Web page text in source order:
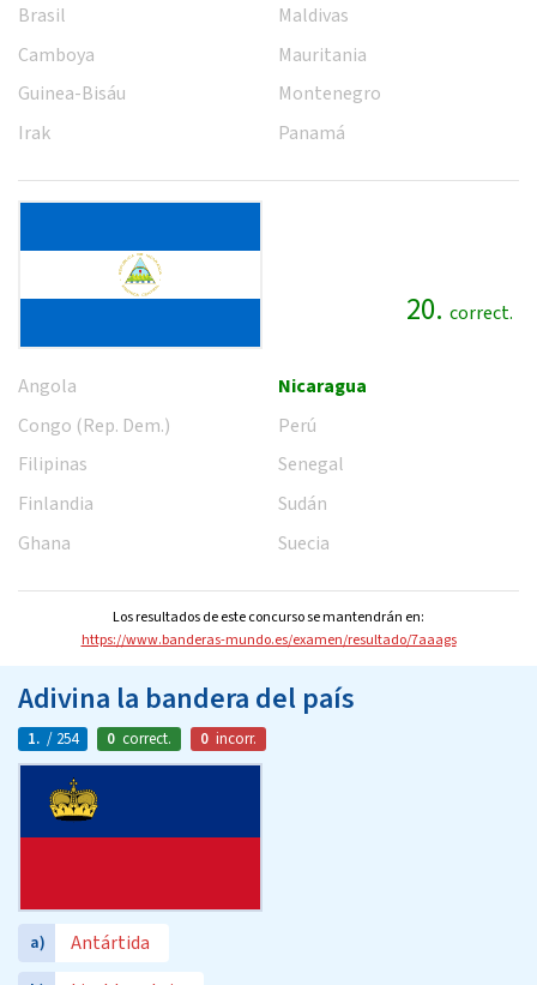
Brasil
Camboya
Guinea-Bisáu
Irak
Maldivas
Mauritania
Montenegro
Panamá
20. correct.
Angola
Congo (Rep. Dem.)
Filipinas
Finlandia
Ghana
Nicaragua
Perú
Senegal
Sudán
Suecia
Los resultados de este concurso se mantendrán en:
https://www.banderas-mundo.es/examen/resultado/7aaags
Adivina la bandera del país
1. / 254 0 correct. 0 incorr.
a) Antártida